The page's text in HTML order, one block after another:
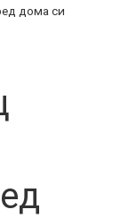
дома си